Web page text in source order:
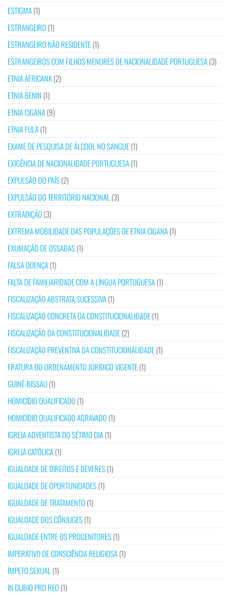
ESTIGMA(1)
ESTRANGEIRO (1)
ESTRANGEIRO NÃO RESIDENTE(1)
ESTRANGEIROS COM FILHOS MENORES DE NACIONALIDADE PORTUGUESA(3)
ETNIA AFRICANA(2)
ETNIA BENIN (1)
ETNIA CIGANA(9)
ETNIA FULA(1)
EXAME DE PESQUISA DE ÁLCOOL NO SANGUE(1)
EXIGÊNCIA DE NACIONALIDADE PORTUGUESA(1)
EXPULSÃO DO PAÍS(2)
EXPULSÃO DO TERRITÓRIO NACIONAL (3)
EXTRADIÇÃO (3)
EXTREMA MOBILIDADE DAS POPULAÇÕES DE ETNIA CIGANA(1)
EXUMAÇÃO DE OSSADAS(1)
FALSA DOENÇA(1)
FALTA DE FAMILIARIDADE COM A LÍNGUA PORTUGUESA(1)
FISCALIZAÇÃO ABSTRATA SUCESSIVA(1)
FISCALIZAÇÃO CONCRETA DA CONSTITUCIONALIDADE(1)
FISCALIZAÇÃO DA CONSTITUCIONALIDADE(2)
FISCALIZAÇÃO PREVENTIVA DA CONSTITUCIONALIDADE(1)
FRATURA DO ORDENAMENTO JURÍDICO VIGENTE(1)
GUINÉ-BISSAU(1)
HOMICÍDIO QUALIFICADO (1)
HOMICÍDIO QUALIFICADO AGRAVADO (1)
IGREJA ADVENTISTA DO SÉTIMO DIA(1)
IGREJA CATÓLICA(1)
IGUALDADE DE DIREITOS E DEVERES(1)
IGUALDADE DE OPORTUNIDADES(1)
IGUALDADE DE TRATAMENTO (1)
IGUALDADE DOS CÔNJUGES(1)
IGUALDADE ENTRE OS PROGENITORES(1)
IMPERATIVO DE CONSCIÊNCIA RELIGIOSA(1)
ÍMPETO SEXUAL (1)
IN DUBIO PRO REO (1)